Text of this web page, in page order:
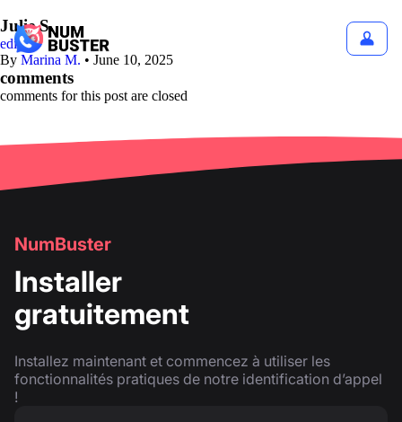
Julie S.
edit
By Marina M. • June 10, 2025
comments
comments for this post are closed
NumBuster
Installer
gratuitement
Installez maintenant et commencez à utiliser les
fonctionnalités pratiques de notre identification d’appel
!